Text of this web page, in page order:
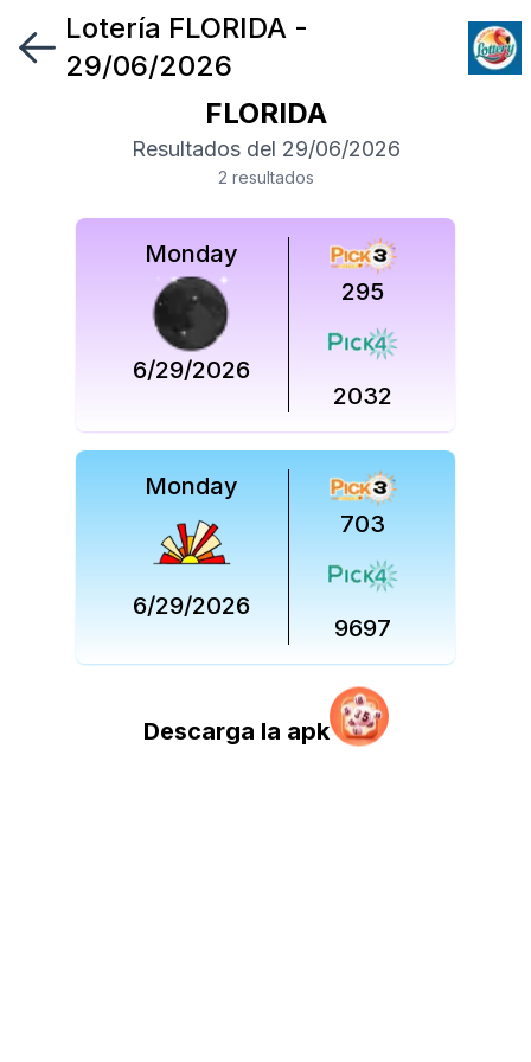
Síguenos
en
Lotería FLORIDA-
29/06/2026
FLORIDA
Resultados del 29/06/2026
2 resultados
Monday
6/29/2026
295
2032
Monday
6/29/2026
703
9697
Descarga la apk